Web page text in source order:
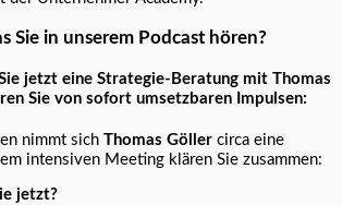
Sie in unserem Podcast hören?
jetzt eine Strategie-Beratung mit Thomas
Sie von sofort umsetzbaren Impulsen:
nimmt sich Thomas Göller circa eine
intensiven Meeting klären Sie zusammen:
jetzt?